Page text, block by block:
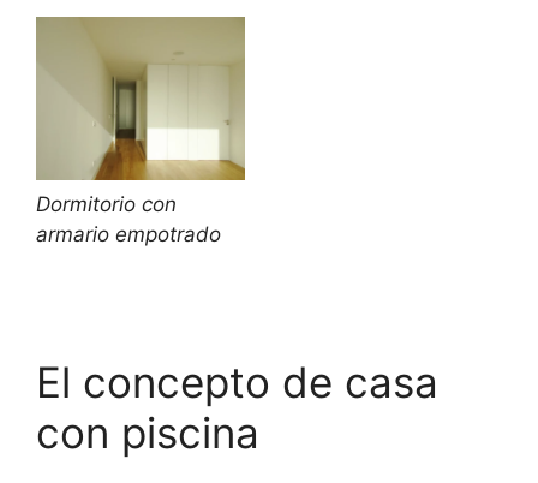
Dormitorio con
armario empotrado
El concepto de casa
con piscina